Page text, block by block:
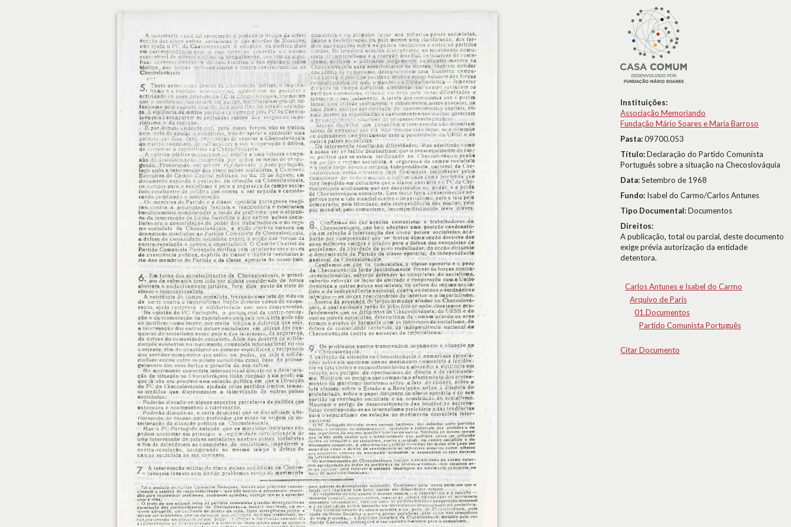
Instituições:
Associação Memoriando
Fundação Mário Soares e Maria Barroso
Pasta:09700.053
Título:Declaração do Partido Comunista
Português sobre a situação na Checoslováquia
Data:Setembro de 1968
Fundo: Isabel do Carmo/Carlos Antunes
Tipo Documental:Documentos
Direitos:
A publicação, total ou parcial, deste documento
exige prévia autorização da entidade
detentora.
Carlos Antunes e Isabel do Carmo
Arquivo de Paris
01.Documentos
Partido Comunista Português
Citar Documento